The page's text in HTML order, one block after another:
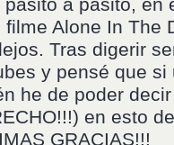
Alone In The
Tras digerir
y pensé que
he de poder
en esto
GRACIAS!!!